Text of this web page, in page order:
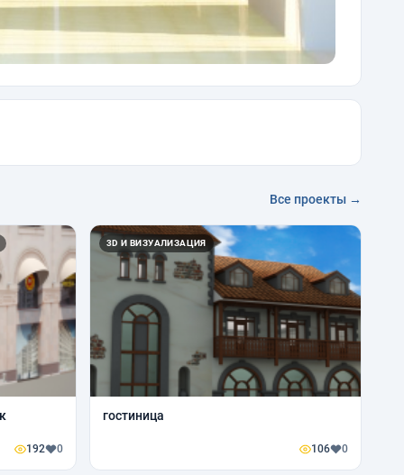
Все проекты →
192 0
3D И ВИЗУАЛИЗАЦИЯ
гостиница
106 0